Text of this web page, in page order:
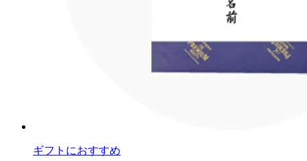
ギフトにおすすめ